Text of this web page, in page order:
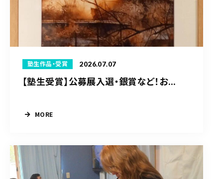
塾生作品・受賞 2026.07.07
【塾生受賞】公募展入選・銀賞など！お...
MORE